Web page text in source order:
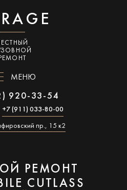
РЕМОНТ
МЕНЮ
920-33-54
+7 (911) 033-80-00
пр., 15 к2
РЕМОНТ
CUTLASS